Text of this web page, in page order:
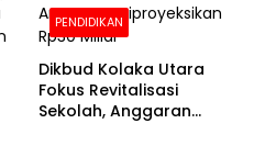
PENDIDIKAN
Dikbud Kolaka Utara
Fokus Revitalisasi
Sekolah, Anggaran